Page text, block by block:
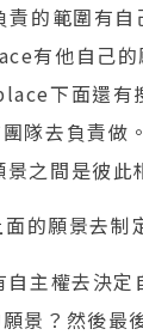
的範圍有
有他自己的
下面還有
隊去負責做
之間是彼此
的願景去制
主權去決
景？然後最